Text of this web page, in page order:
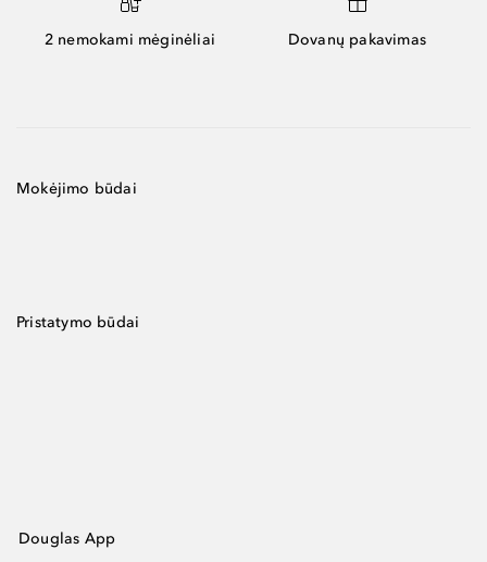
2 nemokami mėginėliai Dovanų pakavimas
Mokėjimo būdai
Pristatymo būdai
Douglas App